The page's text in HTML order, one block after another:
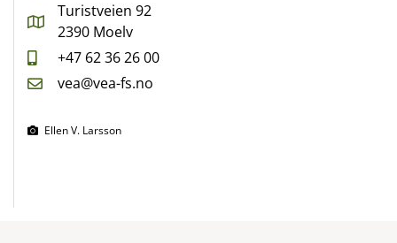
Turistveien 92
2390 Moelv
+47 62 36 26 00
vea@vea-fs.no
Ellen V. Larsson